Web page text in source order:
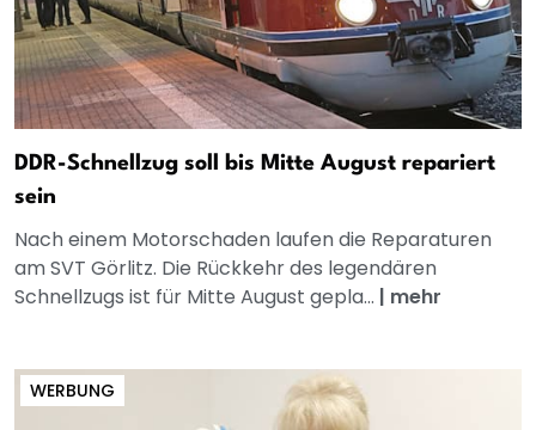
DDR-Schnellzug soll bis Mitte August repariert
sein
Nach einem Motorschaden laufen die Reparaturen
am SVT Görlitz. Die Rückkehr des legendären
Schnellzugs ist für Mitte August gepla... | mehr
WERBUNG